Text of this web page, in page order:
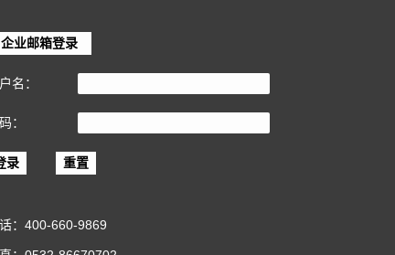
企业邮箱登录
名：
：
录
： 400-660-9869